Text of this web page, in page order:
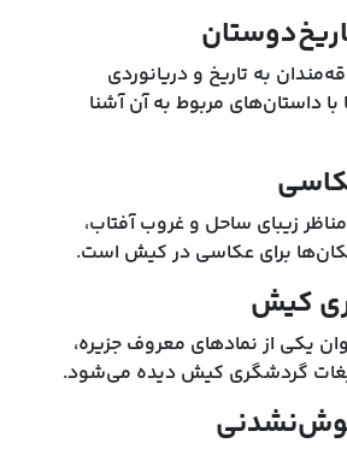
به تاریخ و دریانوردی
داستان‌های مربوط به آن آشنا
زیبای ساحل و غروب آفتاب،
برای عکاسی در کیش است.
کیش
یکی از نمادهای معروف جزیره،
گردشگری کیش دیده می‌شود.